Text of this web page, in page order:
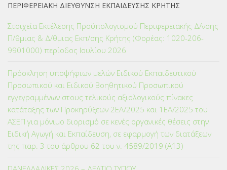
ΠΕΡΙΦΕΡΕΙΑΚΗ ΔΙΕΥΘΥΝΣΗ ΕΚΠΑΙΔΕΥΣΗΣ ΚΡΗΤΗΣ
Στοιχεία Εκτέλεσης Προϋπολογισμού Περιφερειακής Δ/νσης
Π/θμιας & Δ/θμιας Εκπ/σης Κρήτης (Φορέας: 1020-206-
9901000) περίοδος Ιουλίου 2026
Πρόσκληση υποψήφιων μελών Ειδικού Εκπαιδευτικού
Προσωπικού και Ειδικού Βοηθητικού Προσωπικού
εγγεγραμμένων στους τελικούς αξιολογικούς πίνακες
κατάταξης των Προκηρύξεων 2ΕΑ/2025 και 1ΕΑ/2025 του
ΑΣΕΠ για μόνιμο διορισμό σε κενές οργανικές θέσεις στην
Ειδική Αγωγή και Εκπαίδευση, σε εφαρμογή των διατάξεων
της παρ. 3 του άρθρου 62 του ν. 4589/2019 (Α΄13)